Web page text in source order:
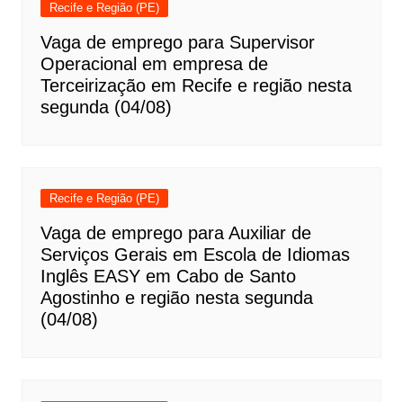
Recife e Região (PE)
Vaga de emprego para Supervisor
Operacional em empresa de
Terceirização em Recife e região nesta
segunda (04/08)
Recife e Região (PE)
Vaga de emprego para Auxiliar de
Serviços Gerais em Escola de Idiomas
Inglês EASY em Cabo de Santo
Agostinho e região nesta segunda
(04/08)